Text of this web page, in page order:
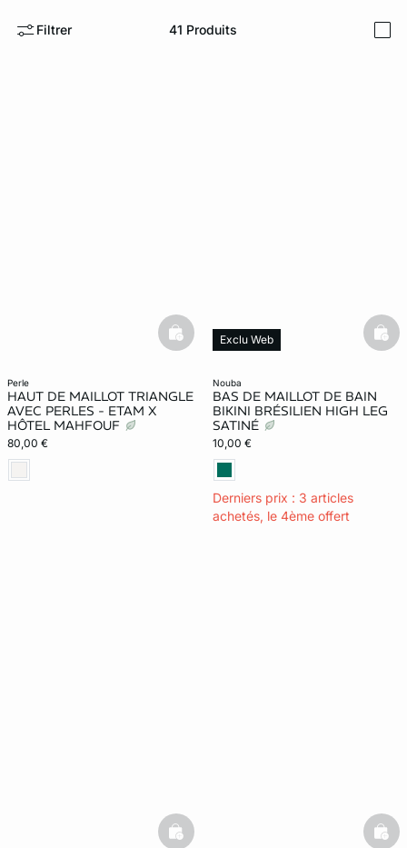
Filtrer 41 Produits
perle
HAUT DE MAILLOT TRIANGLE
AVEC PERLES - ETAM X
HÔTEL MAHFOUF
80,00 €
basketfull
nouba
BAS DE MAILLOT DE BAIN
BIKINI BRÉSILIEN HIGH LEG
SATINÉ
10,00 €
Derniers prix : 3 articles
achetés, le 4ème offert
Exclu Web
basketfull